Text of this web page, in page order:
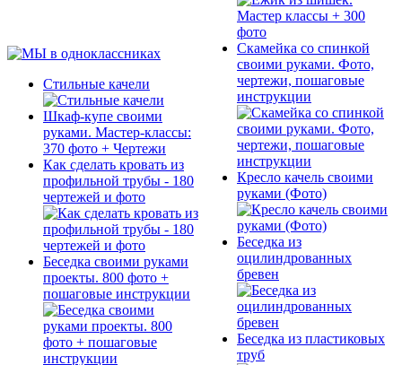
Стильные качели
Шкаф-купе своими
руками. Мастер-классы:
370 фото + Чертежи
Как сделать кровать из
профильной трубы - 180
чертежей и фото
Беседка своими руками
проекты. 800 фото +
пошаговые инструкции
Скамейка со спинкой
своими руками. Фото,
чертежи, пошаговые
инструкции
Кресло качель своими
руками (Фото)
Беседка из
оцилиндрованных
бревен
Беседка из пластиковых
труб